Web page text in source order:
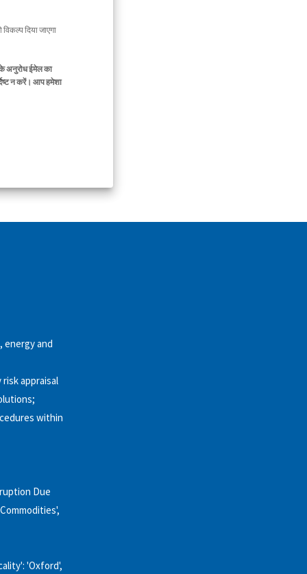
दिया जाएगा
अनुरोध ईमेल का
न करें। आप हमेशा
energy and
appraisal
within
Due
'Oxford',